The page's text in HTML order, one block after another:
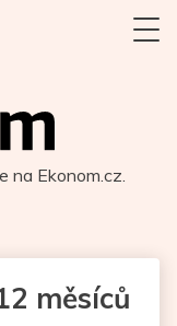
na Ekonom.cz.
měsíců